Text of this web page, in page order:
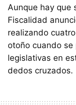
Aunque hay que
Fiscalidad
realizando
otoño cuando se
legislativas en
dedos cruzados.